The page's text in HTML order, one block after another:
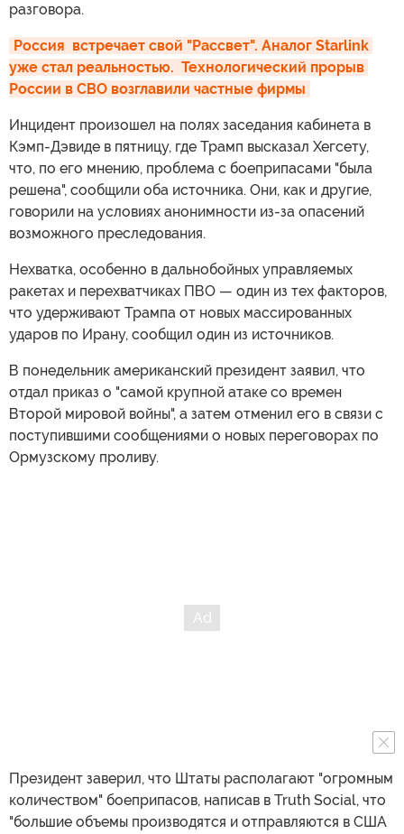
разговора.
Россия  встречает свой "Рассвет". Аналог Starlink
уже стал реальностью.  Технологический прорыв
России в СВО возглавили частные фирмы
Инцидент произошел на полях заседания кабинета в
Кэмп-Дэвиде в пятницу, где Трамп высказал Хегсету,
что, по его мнению, проблема с боеприпасами "была
решена", сообщили оба источника. Они, как и другие,
говорили на условиях анонимности из-за опасений
возможного преследования.
Нехватка, особенно в дальнобойных управляемых
ракетах и перехватчиках ПВО — один из тех факторов,
что удерживают Трампа от новых массированных
ударов по Ирану, сообщил один из источников.
В понедельник американский президент заявил, что
отдал приказ о "самой крупной атаке со времен
Второй мировой войны", а затем отменил его в связи с
поступившими сообщениями о новых переговорах по
Ормузскому проливу.
Президент заверил, что Штаты располагают "огромным
количеством" боеприпасов, написав в Truth Social, что
"большие объемы производятся и отправляются в США